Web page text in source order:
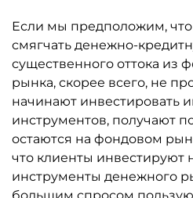
Если мы предположим, что
смягчать денежно-
существенного оттока из
рынка, скорее всего, не
начинают инвестировать
инструментов, получают
остаются на фондовом
что клиенты инвестируют
инструменты денежного